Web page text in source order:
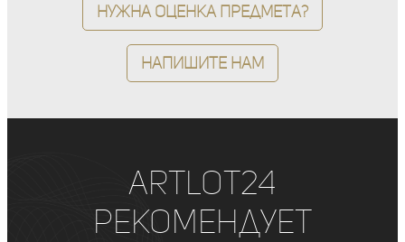
Нужна оценка предмета?
Напишите нам
ArtLot24
рекомендует